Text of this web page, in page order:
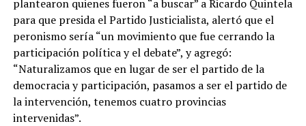
plantearon quienes fueron “a buscar” a Ricardo Quintela
para que presida el Partido Justicialista, alertó que el
peronismo sería “un movimiento que fue cerrando la
participación política y el debate”, y agregó:
“Naturalizamos que en lugar de ser el partido de la
democracia y participación, pasamos a ser el partido de
la intervención, tenemos cuatro provincias
intervenidas”.